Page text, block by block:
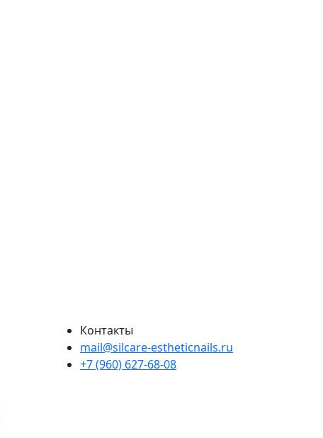
Контакты
mail@silcare-estheticnails.ru
+7 (960) 627-68-08